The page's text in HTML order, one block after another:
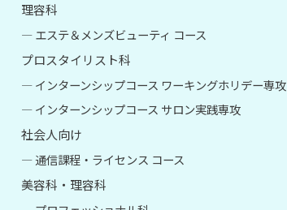
理容科
― エステ＆メンズビューティ コース
プロスタイリスト科
― インターンシップコース ワーキングホリデー専攻
― インターンシップコース サロン実践専攻
社会人向け
― 通信課程・ライセンス コース
美容科・理容科